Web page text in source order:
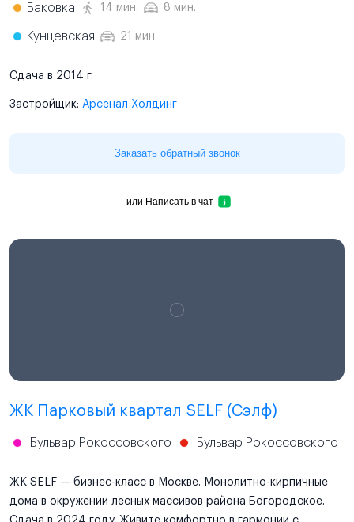
Баковка 14 мин. 8 мин.
Кунцевская 21 мин.
Сдача в 2014 г.
Застройщик: Арсенал Холдинг
Заказать обратный звонок
или Написать в чат
ЖК Парковый квартал SELF (Сэлф)
Бульвар Рокоссовского Бульвар Рокоссовского
ЖК SELF — бизнес-класс в Москве. Монолитно-кирпичные
дома в окружении лесных массивов района Богородское.